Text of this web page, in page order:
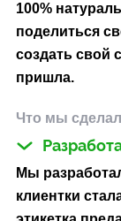
100%
поделиться
создать свой
пришла.
Что мы
Мы
клиентки